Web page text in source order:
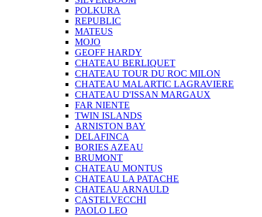
POLKURA
REPUBLIC
MATEUS
MOJO
GEOFF HARDY
CHATEAU BERLIQUET
CHATEAU TOUR DU ROC MILON
CHATEAU MALARTIC LAGRAVIERE
CHATEAU D'ISSAN MARGAUX
FAR NIENTE
TWIN ISLANDS
ARNISTON BAY
DELAFINCA
BORIES AZEAU
BRUMONT
CHATEAU MONTUS
CHATEAU LA PATACHE
CHATEAU ARNAULD
CASTELVECCHI
PAOLO LEO